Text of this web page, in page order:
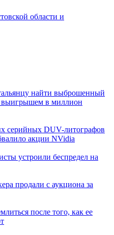
области и
найти выброшенный
выигрышем в миллион
серийных DUV-литографов
акции NVidia
устроили беспредел на
продали с аукциона за
после того, как ее